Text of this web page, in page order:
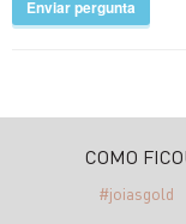
Enviar pergunta
COMO
#joiasgold